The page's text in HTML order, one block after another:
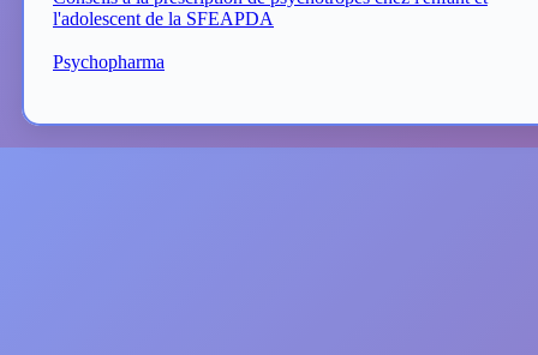
l'adolescent de la SFEAPDA
Psychopharma